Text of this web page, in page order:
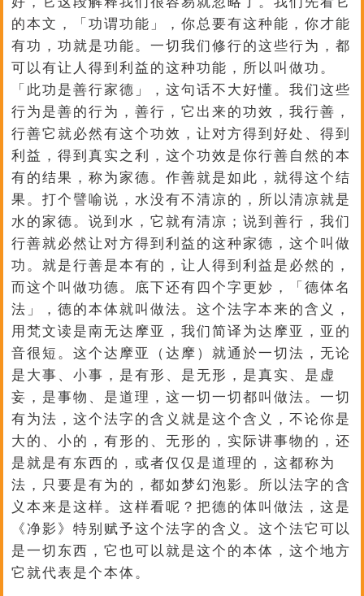
的本文，「功谓功能」，你总要有这种能，你才能
有功，功就是功能。一切我们修行的这些行为，都
可以有让人得到利益的这种功能，所以叫做功。
「此功是善行家德」，这句话不大好懂。我们这些
行为是善的行为，善行，它出来的功效，我行善，
行善它就必然有这个功效，让对方得到好处、得到
利益，得到真实之利，这个功效是你行善自然的本
有的结果，称为家德。作善就是如此，就得这个结
果。打个譬喻说，水没有不清凉的，所以清凉就是
水的家德。说到水，它就有清凉；说到善行，我们
行善就必然让对方得到利益的这种家德，这个叫做
功。就是行善是本有的，让人得到利益是必然的，
而这个叫做功德。底下还有四个字更妙，「德体名
法」，德的本体就叫做法。这个法字本来的含义，
用梵文读是南无达摩亚，我们简译为达摩亚，亚的
音很短。这个达摩亚（达摩）就通於一切法，无论
是大事、小事，是有形、是无形，是真实、是虚
妄，是事物、是道理，这一切一切都叫做法。一切
有为法，这个法字的含义就是这个含义，不论你是
大的、小的，有形的、无形的，实际讲事物的，还
是就是有东西的，或者仅仅是道理的，这都称为
法，只要是有为的，都如梦幻泡影。所以法字的含
义本来是这样。这样看呢？把德的体叫做法，这是
《净影》特别赋予这个法字的含义。这个法它可以
是一切东西，它也可以就是这个的本体，这个地方
它就代表是个本体。